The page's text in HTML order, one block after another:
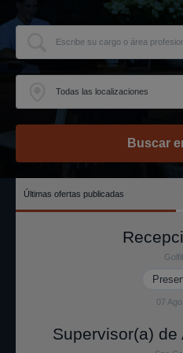
Últimas ofertas publicadas
07
Supervisor(a)